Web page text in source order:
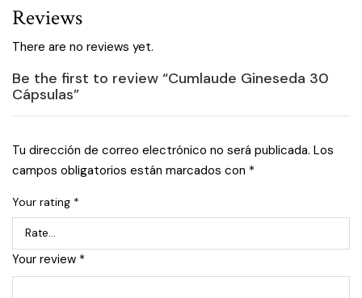
Reviews
There are no reviews yet.
Be the first to review “Cumlaude Gineseda 30
Cápsulas”
Tu dirección de correo electrónico no será publicada. Los
campos obligatorios están marcados con *
Your rating *
Your review *